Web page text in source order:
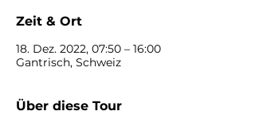
Zeit & Ort
18. Dez. 2022, 07:50 – 16:00
Gantrisch, Schweiz
Über diese Tour